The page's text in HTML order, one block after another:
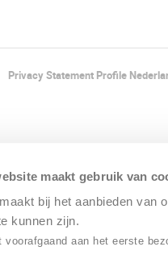
maakt gebruik van
bij het aanbieden van
kunnen zijn.
voorafgaand aan het eerste
Privacy Statement Profile